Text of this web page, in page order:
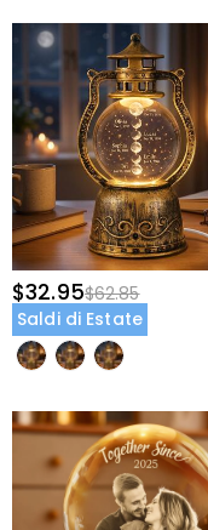
$32.95$62.85
Saldi di Estate